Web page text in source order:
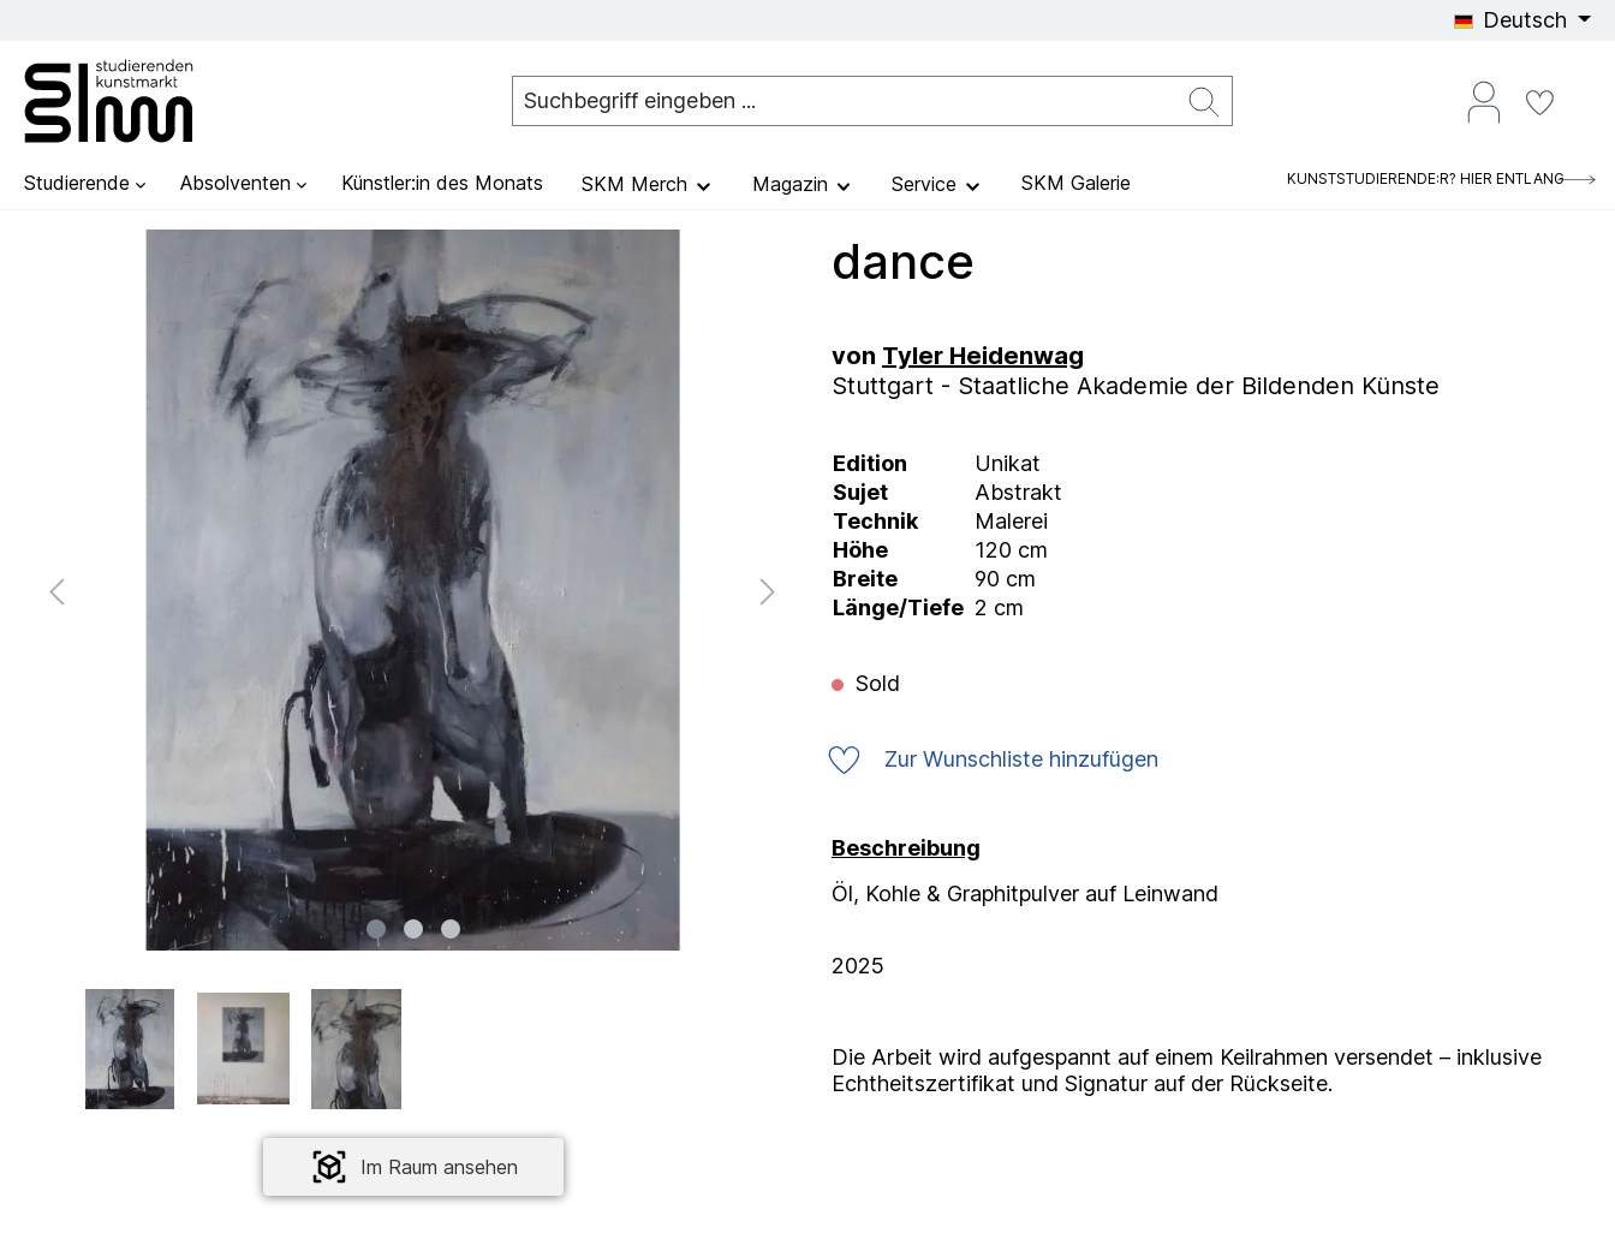
Deutsch
Studierende Absolventen Künstler:in des Monats SKM Merch Magazin Service SKM Galerie KUNSTSTUDIERENDE:R? HIER ENTLANG
Im Raum ansehen
dance
von Tyler Heidenwag
Stuttgart - Staatliche Akademie der Bildenden Künste
Edition
Unikat
Sujet
Abstrakt
Technik
Malerei
Höhe
120 cm
Breite
90 cm
Länge/Tiefe 2 cm
Sold
Zur Wunschliste hinzufügen
Beschreibung
Öl, Kohle & Graphitpulver auf Leinwand
2025
Die Arbeit wird aufgespannt auf einem Keilrahmen versendet – inklusive
Echtheitszertifikat und Signatur auf der Rückseite.